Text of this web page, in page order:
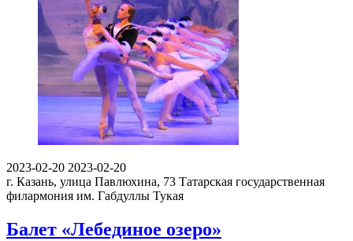
2023-02-20 2023-02-20
г. Казань, улица Павлюхина, 73 Татарская государственная
филармония им. Габдуллы Тукая
Балет «Лебединое озеро»